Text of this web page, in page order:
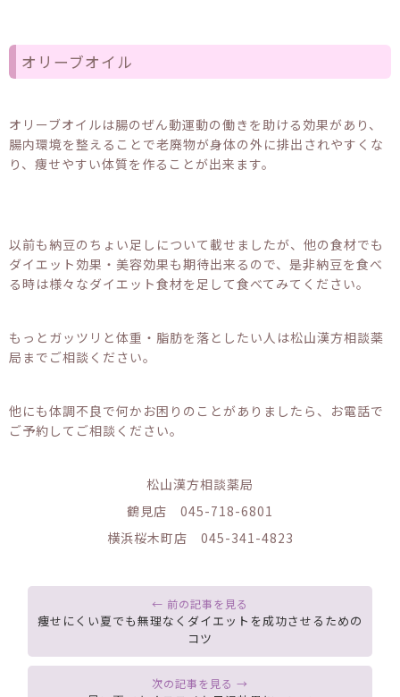
オリーブオイル
オリーブオイルは腸のぜん動運動の働きを助ける効果があり、
腸内環境を整えることで老廃物が身体の外に排出されやすくな
り、痩せやすい体質を作ることが出来ます。
以前も納豆のちょい足しについて載せましたが、他の食材でも
ダイエット効果・美容効果も期待出来るので、是非納豆を食べ
る時は様々なダイエット食材を足して食べてみてください。
もっとガッツリと体重・脂肪を落としたい人は松山漢方相談薬
局までご相談ください。
他にも体調不良で何かお困りのことがありましたら、お電話で
ご予約してご相談ください。
松山漢方相談薬局
鶴見店 045-718-6801
横浜桜木町店 045-341-4823
痩せにくい夏でも無理なくダイエットを成功させるための
コツ